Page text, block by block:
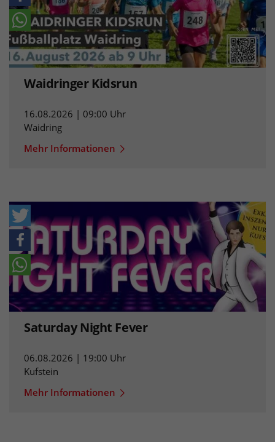
Waidringer Kidsrun
16.08.2026 | 09:00 Uhr
Waidring
Mehr Informationen
Saturday Night Fever
06.08.2026 | 19:00 Uhr
Kufstein
Mehr Informationen